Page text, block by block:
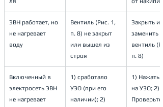
ЭВН работает, но
не нагревает
воду
Вентиль (Рис. 1,
п. 8) не закрыт
или вышел из
строя
Закрыть
заменить
вентиль
п. 8)
Включенный в
электросеть ЭВН
не нагревает
1) сработало
УЗО (при его
наличии); 2)
1) Нажать
на УЗО; 2)
Проверьте